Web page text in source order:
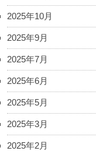
2025年10月
2025年9月
2025年7月
2025年6月
2025年5月
2025年3月
2025年2月